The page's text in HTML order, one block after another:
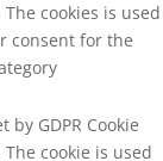
cookies is used
consent for the
by GDPR Cookie
cookie is used